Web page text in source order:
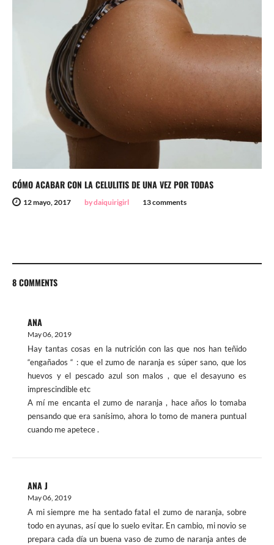
CÓMO ACABAR CON LA CELULITIS DE UNA VEZ POR TODAS
12 mayo, 2017 by daiquirigirl 13 comments
8 COMMENTS
ANA
May 06, 2019
Hay tantas cosas en la nutrición con las que nos han teñido
“engañados “ : que el zumo de naranja es súper sano, que los
huevos y el pescado azul son malos , que el desayuno es
imprescindible etc
A mí me encanta el zumo de naranja , hace años lo tomaba
pensando que era sanísimo, ahora lo tomo de manera puntual
cuando me apetece .
ANA J
May 06, 2019
A mi siempre me ha sentado fatal el zumo de naranja, sobre
todo en ayunas, así que lo suelo evitar. En cambio, mi novio se
prepara cada día un buena vaso de zumo de naranja antes de